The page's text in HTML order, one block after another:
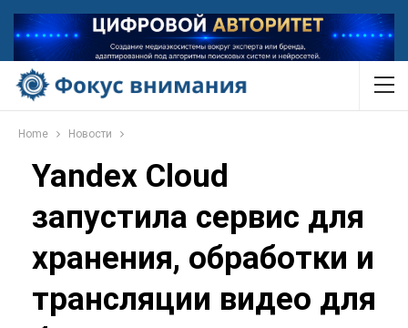
Home Новости
Yandex Cloud
запустила сервис для
хранения, обработки и
трансляции видео для